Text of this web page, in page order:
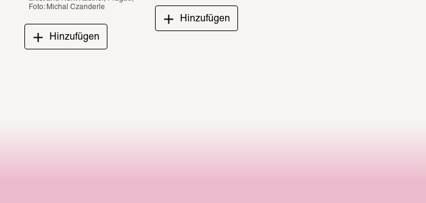
Foto: Michal Czanderle
Hinzufügen
Hinzufügen